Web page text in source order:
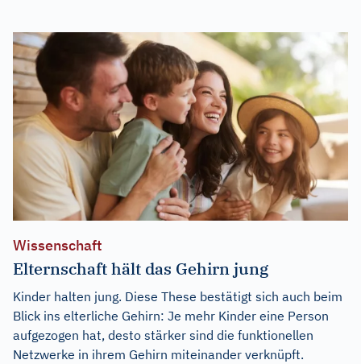
Wissenschaft
Elternschaft hält das Gehirn jung
Kinder halten jung. Diese These bestätigt sich auch beim
Blick ins elterliche Gehirn: Je mehr Kinder eine Person
aufgezogen hat, desto stärker sind die funktionellen
Netzwerke in ihrem Gehirn miteinander verknüpft.